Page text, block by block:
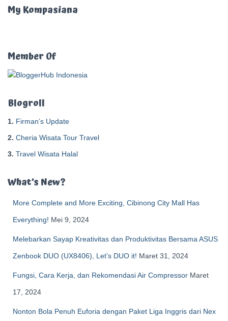
u
:
My Kompasiana
Member Of
Blogroll
1. Firman’s Update
2. Cheria Wisata Tour Travel
3. Travel Wisata Halal
What’s New?
More Complete and More Exciting, Cibinong City Mall Has
Everything! Mei 9, 2024
Melebarkan Sayap Kreativitas dan Produktivitas Bersama ASUS
Zenbook DUO (UX8406), Let’s DUO it! Maret 31, 2024
Fungsi, Cara Kerja, dan Rekomendasi Air Compressor Maret
17, 2024
Nonton Bola Penuh Euforia dengan Paket Liga Inggris dari Nex